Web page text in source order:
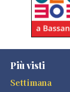
Più visti
Settimana